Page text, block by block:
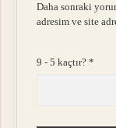
Daha sonraki
adresim ve site
9 - 5 kaçtır?*